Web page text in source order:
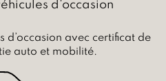
d'occasion
d’occasion avec certificat de
auto et mobilité.